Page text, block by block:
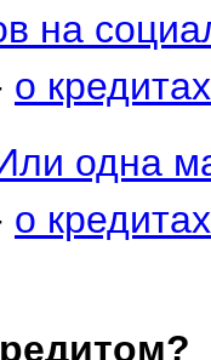
на
о кредитах
одна
о кредитах